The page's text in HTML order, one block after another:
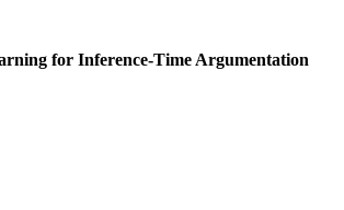
for Inference-Time Argumentation